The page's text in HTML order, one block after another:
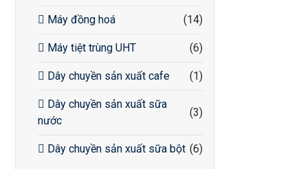
Máy đồng hoá (14)
Máy tiệt trùng UHT (6)
Dây chuyền sản xuất cafe (1)
Dây chuyền sản xuất sữa
nước
(3)
Dây chuyền sản xuất sữa bột (6)